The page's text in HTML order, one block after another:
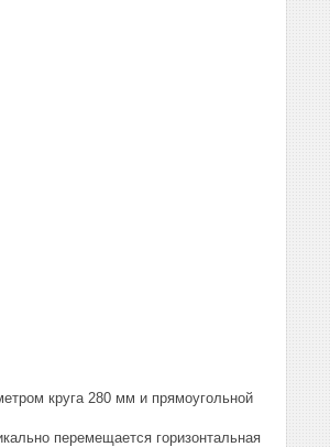
круга 280 мм и прямоугольной
перемещается горизонтальная